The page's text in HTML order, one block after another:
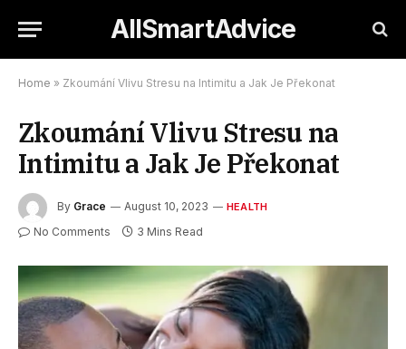
AllSmartAdvice
Home » Zkoumání Vlivu Stresu na Intimitu a Jak Je Překonat
Zkoumání Vlivu Stresu na
Intimitu a Jak Je Překonat
By Grace August 10, 2023 HEALTH
No Comments 3 Mins Read